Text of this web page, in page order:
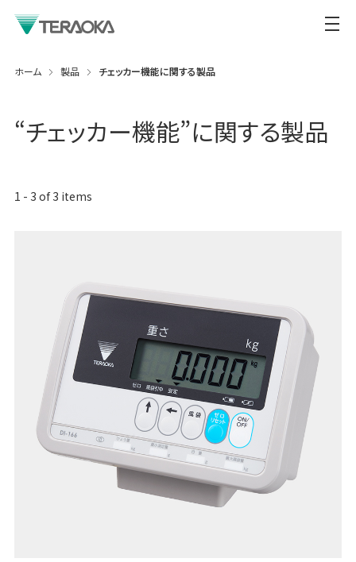
ホーム 製品 チェッカー機能に関する製品
“チェッカー機能”に関する製品
1 - 3 of3 items